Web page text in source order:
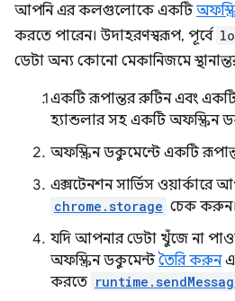
আপনি এর কলগুলোকে একটি
করতে পারেন। উদাহরণস্বরূপ, পূর্বে
ডেটা অন্য কোনো মেকানিজমে
একটি রূপান্তর রুটিন এবং
হ্যান্ডলার সহ একটি অফস্ক্রিন
অফস্ক্রিন ডকুমেন্টে একটি
এক্সটেনশন সার্ভিস ওয়ার্কারে
chrome.storage চেক
যদি আপনার ডেটা খুঁজে না
অফস্ক্রিন ডকুমেন্টতৈরি করুন
করতে